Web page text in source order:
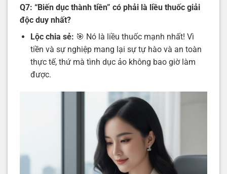
Q7: “Biến dục thành tiền” có phải là liều thuốc giải
độc duy nhất?
Lộc chia sẻ: 🎯 Nó là liều thuốc mạnh nhất! Vì
tiền và sự nghiệp mang lại sự tự hào và an toàn
thực tế, thứ mà tình dục ảo không bao giờ làm
được.